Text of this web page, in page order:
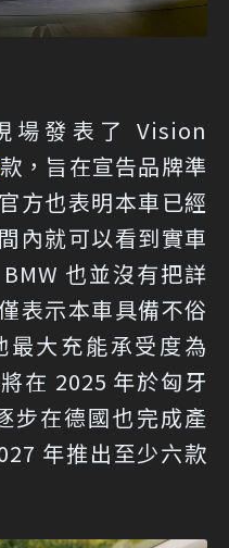
場發表了 Vision
款，旨在宣告品牌準
方也表明本車已經
內就可以看到實車
也並沒有把詳
表示本車具備不俗
大充能承受度為
在 2025 年於匈牙
步在德國也完成產
年推出至少六款